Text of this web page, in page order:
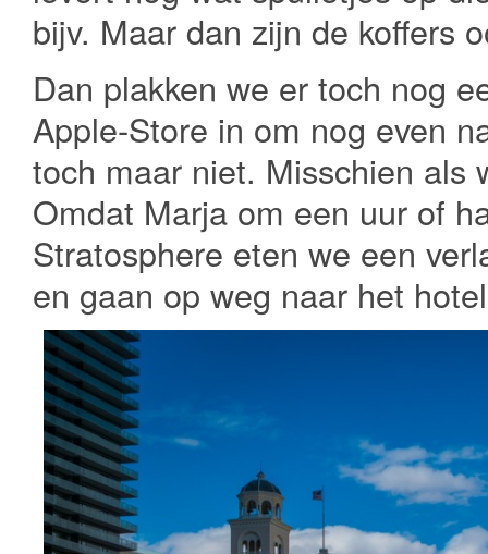
bijv. Maar dan zijn de koffers
Dan plakken we er toch nog
Apple-Store in om nog even
toch maar niet. Misschien als
Omdat Marja om een uur of
Stratosphere eten we een
en gaan op weg naar het